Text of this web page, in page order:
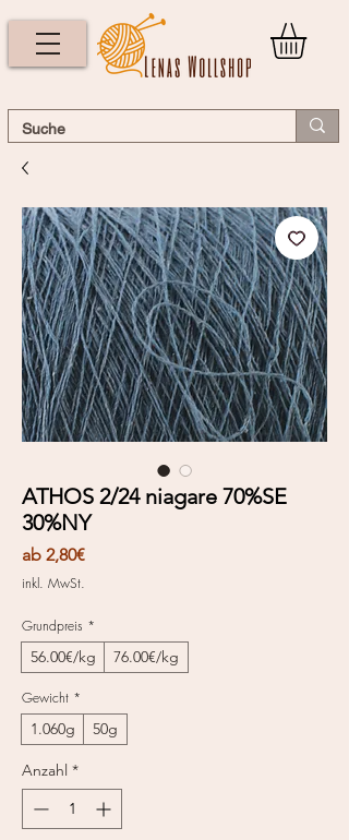
ATHOS 2/24 niagare 70%SE
30%NY
ab 2,80€Sale-
inkl. MwSt.
Grundpreis *
56.00€/kg 76.00€/kg
Gewicht *
1.060g 50g
Anzahl *